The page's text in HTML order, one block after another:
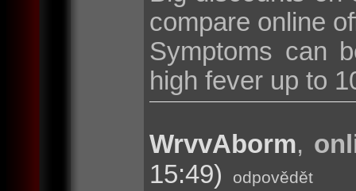
compare online
Symptoms can
high fever up to
WrvvAborm,
15:49)
odpovědět